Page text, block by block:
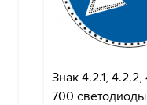
Знак 4.2.1, 4.2.2,
700